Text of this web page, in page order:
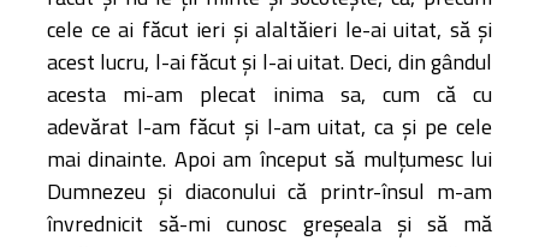
cele ce ai făcut ieri şi alaltăieri le-ai uitat, să şi
acest lucru, l-ai făcut şi l-ai uitat. Deci, din gândul
acesta mi-am plecat inima sa, cum că cu
adevărat l-am făcut şi l-am uitat, ca şi pe cele
mai dinainte. Apoi am început să mulţumesc lui
Dumnezeu şi diaconului că printr-însul m-am
învrednicit să-mi cunosc greşeala şi să mă